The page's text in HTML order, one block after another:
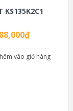
KS135K2C1
₫
vào giỏ hàng